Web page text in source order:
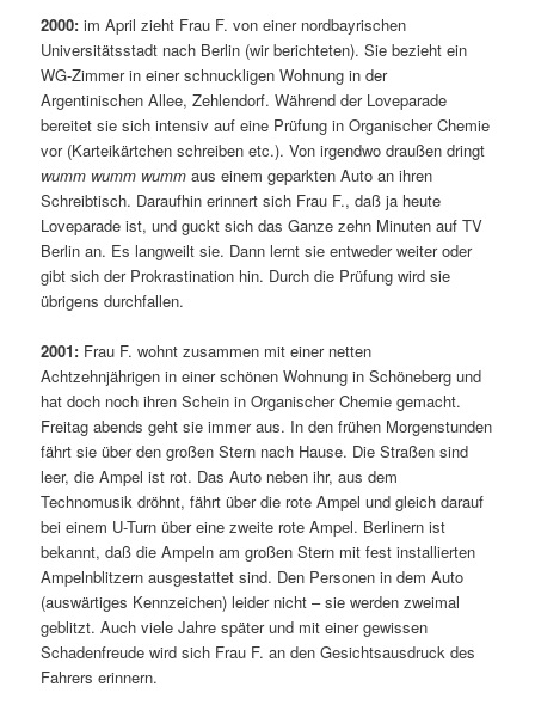
2000: im April zieht Frau F. von einer nordbayrischen
Universitätsstadt nach Berlin (wir berichteten). Sie bezieht ein
WG-Zimmer in einer schnuckligen Wohnung in der
Argentinischen Allee, Zehlendorf. Während der Loveparade
bereitet sie sich intensiv auf eine Prüfung in Organischer Chemie
vor (Karteikärtchen schreiben etc.). Von irgendwo draußen dringt
wumm wumm wumm aus einem geparkten Auto an ihren
Schreibtisch. Daraufhin erinnert sich Frau F., daß ja heute
Loveparade ist, und guckt sich das Ganze zehn Minuten auf TV
Berlin an. Es langweilt sie. Dann lernt sie entweder weiter oder
gibt sich der Prokrastination hin. Durch die Prüfung wird sie
übrigens durchfallen.
2001: Frau F. wohnt zusammen mit einer netten
Achtzehnjährigen in einer schönen Wohnung in Schöneberg und
hat doch noch ihren Schein in Organischer Chemie gemacht.
Freitag abends geht sie immer aus. In den frühen Morgenstunden
fährt sie über den großen Stern nach Hause. Die Straßen sind
leer, die Ampel ist rot. Das Auto neben ihr, aus dem
Technomusik dröhnt, fährt über die rote Ampel und gleich darauf
bei einem U-Turn über eine zweite rote Ampel. Berlinern ist
bekannt, daß die Ampeln am großen Stern mit fest installierten
Ampelnblitzern ausgestattet sind. Den Personen in dem Auto
(auswärtiges Kennzeichen) leider nicht – sie werden zweimal
geblitzt. Auch viele Jahre später und mit einer gewissen
Schadenfreude wird sich Frau F. an den Gesichtsausdruck des
Fahrers erinnern.